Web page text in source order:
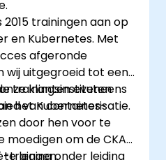
trainingen aan op
en Kubernetes. Met
afgeronde
wij uitgegroeid tot een
trainingsinstituten
van containerisatie.
klanten eveneens
het Kubernetes-
door hen voor te
moedigen om de CKA-
te leggen.
training onder leiding